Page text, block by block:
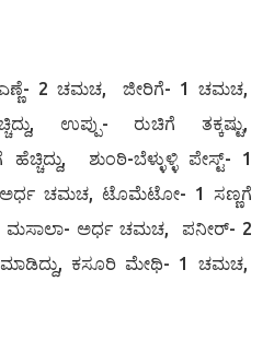
2 ಚಮಚ, ಜೀರಿಗೆ- 1 ಚಮಚ,
ಉಪ್ಪು- ರುಚಿಗೆ ತಕ್ಕಷ್ಟು,
ಶುಂಠಿ-ಬೆಳ್ಳುಳ್ಳಿ ಪೇಸ್ಟ್- 1
ಚಮಚ, ಟೊಮೆಟೋ- 1 ಸಣ್ಣಗೆ
ಮಸಾಲಾ- ಅರ್ಧ ಚಮಚ, ಪನೀರ್- 2
ಮಾಡಿದ್ದು, ಕಸೂರಿ ಮೇಥಿ- 1 ಚಮಚ,